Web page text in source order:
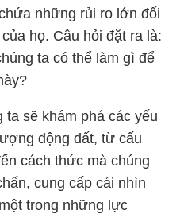
những rủi ro lớn đối
họ. Câu hỏi đặt ra là:
ta có thể làm gì để
ta sẽ khám phá các yếu
động đất, từ cấu
cách thức mà chúng
cung cấp cái nhìn
trong những lực